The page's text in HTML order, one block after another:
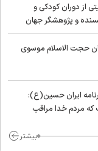
از دوران کودکی و
و پژوهشگر جهان
الاسلام موسوی
ایران حسین(ع):
خدا مراقب
بیشتر